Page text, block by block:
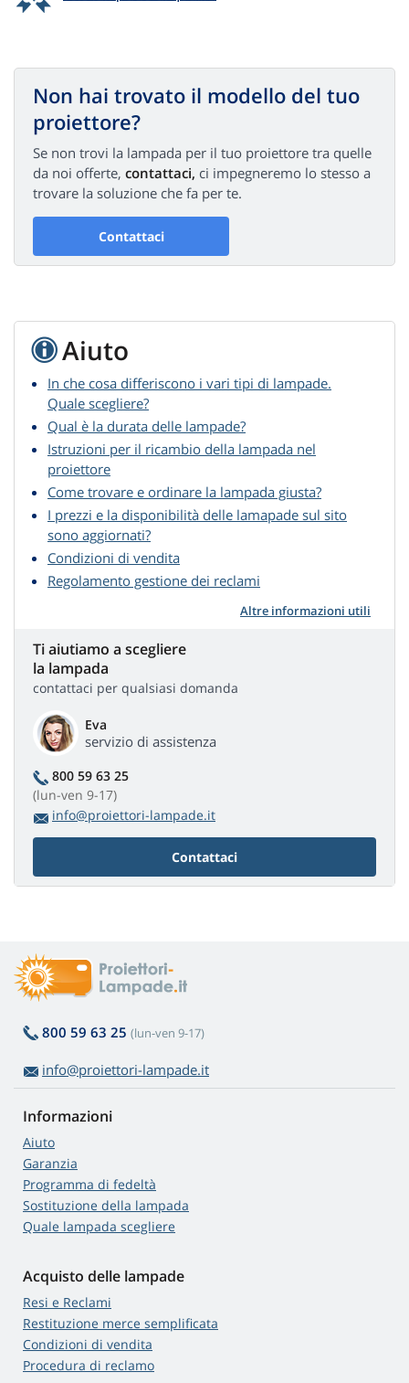
Non hai trovato il modello del tuo
proiettore?
Se non trovi la lampada per il tuo proiettore tra quelle
da noi offerte, contattaci, ci impegneremo lo stesso a
trovare la soluzione che fa per te.
Contattaci
Aiuto
In che cosa differiscono i vari tipi di lampade.
Quale scegliere?
Qual è la durata delle lampade?
Istruzioni per il ricambio della lampada nel
proiettore
Come trovare e ordinare la lampada giusta?
I prezzi e la disponibilità delle lamapade sul sito
sono aggiornati?
Condizioni di vendita
Regolamento gestione dei reclami
Altre informazioni utili
Ti aiutiamo a scegliere
la lampada
contattaci per qualsiasi domanda
Eva
servizio di assistenza
800 59 63 25
(lun-ven 9-17)
info@proiettori-lampade.it
Contattaci
800 59 63 25 (lun-ven 9-17)
info@proiettori-lampade.it
Informazioni
Aiuto
Garanzia
Programma di fedeltà
Sostituzione della lampada
Quale lampada scegliere
Acquisto delle lampade
Resi e Reclami
Restituzione merce semplificata
Condizioni di vendita
Procedura di reclamo